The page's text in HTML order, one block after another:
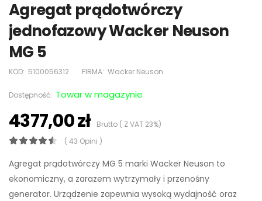
Agregat prądotwórczy
jednofazowy Wacker Neuson
MG 5
KOD: 5100056312 FIRMA: Wacker Neuson
Dostępność: Towar w magazynie
4377,00 złBrutto ( Z VAT 23%)
( 43 Opini )
Agregat prądotwórczy MG 5 marki Wacker Neuson to
ekonomiczny, a zarazem wytrzymały i przenośny
generator. Urządzenie zapewnia wysoką wydajność oraz